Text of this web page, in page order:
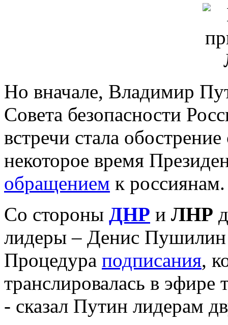
Но вначале, Владимир
Совета безопасности
встречи стала
некоторое время
обращением к россиянам.
Со стороны ДНР и ЛНР
лидеры – Денис
Процедура подписания,
транслировалась в эфире
- сказал Путин лидерам